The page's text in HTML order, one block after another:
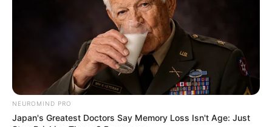
NEUROMIND PRO
Japan's Greatest Doctors Say Memory Loss Isn't Age: Just